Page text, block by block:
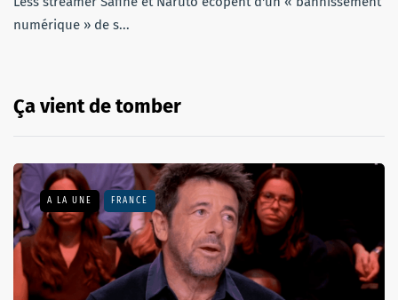
numérique » de s...
Ça vient de tomber
A LA UNE FRANCE